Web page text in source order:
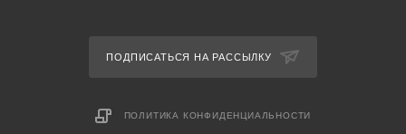
ПОДПИСАТЬСЯ НА РАССЫЛКУ
ПОЛИТИКА КОНФИДЕНЦИАЛЬНОСТИ